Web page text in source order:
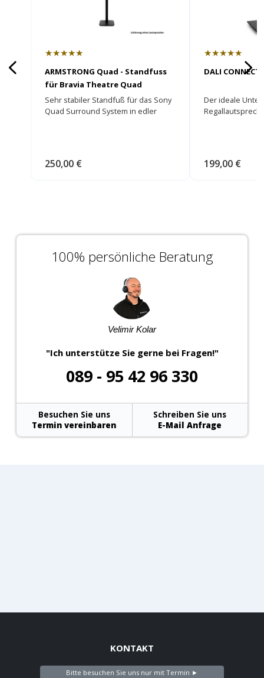
★★★★★
ARMSTRONG Quad - Standfuss
für Bravia Theatre Quad
Sehr stabiler Standfuß für das Sony
Quad Surround System in edler
250,00 €
★★★★★
DALI
Der ideale
199,00 €
100% persönliche Beratung
Velimir Kolar
"Ich unterstütze Sie gerne bei Fragen!"
089 - 95 42 96 330
Besuchen Sie uns
Termin vereinbaren
Schreiben Sie uns
E-Mail Anfrage
KONTAKT
Bitte besuchen Sie uns nur mit Termin ►